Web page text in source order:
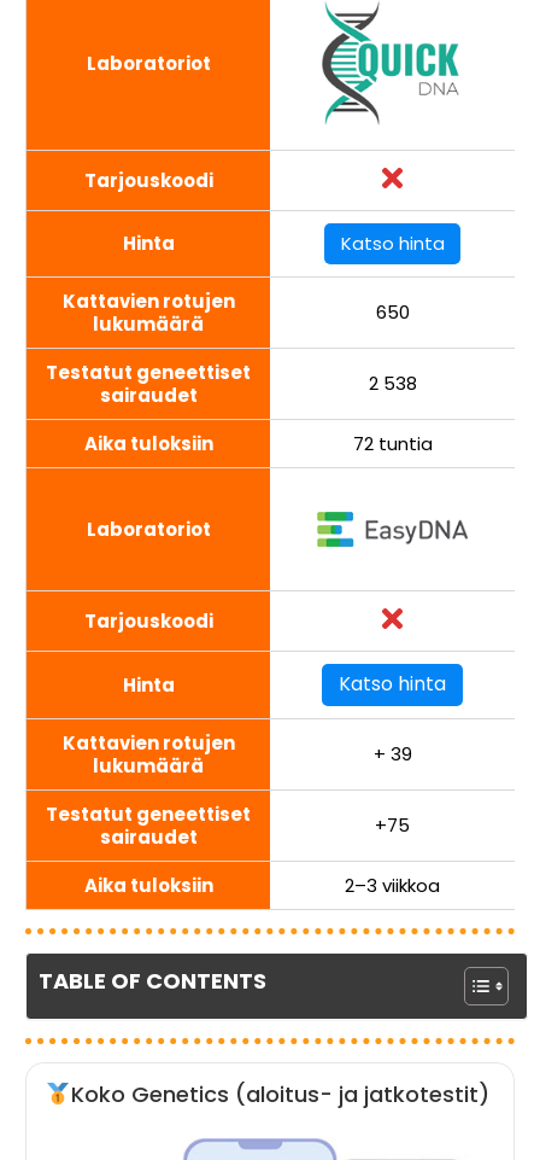
Laboratoriot
Tarjouskoodi
Hinta Katso hinta
Kattavien rotujen
lukumäärä
650
Testatut geneettiset
sairaudet
2 538
Aika tuloksiin 72 tuntia
Laboratoriot
Tarjouskoodi
Hinta Katso hinta
Kattavien rotujen
lukumäärä
+ 39
Testatut geneettiset
sairaudet
+75
Aika tuloksiin 2–3 viikkoa
TABLE OF CONTENTS
Koko Genetics (aloitus- ja jatkotestit)